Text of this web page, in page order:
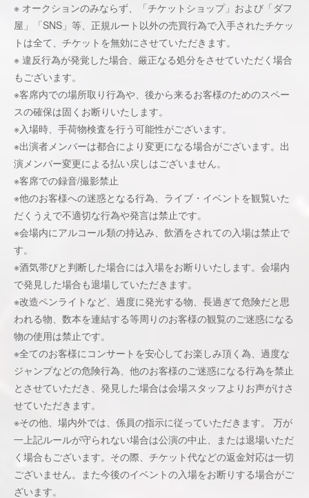
※ オークションのみならず、「チケットショップ」および「ダフ
屋」「SNS」等、正規ルート以外の売買行為で入手されたチケッ
トは全て、チケットを無効にさせていただきます。
※ 違反行為が発覚した場合、厳正なる処分をさせていただく場合
もございます。
※客席内での場所取り行為や、後から来るお客様のためのスペー
スの確保は固くお断りいたします。
※入場時、手荷物検査を行う可能性がございます。
※出演者メンバーは都合により変更になる場合がございます。出
演メンバー変更による払い戻しはございません。
※客席での録音/撮影禁止
※他のお客様への迷惑となる行為、ライブ・イベントを観覧いた
だくうえで不適切な行為や発言は禁止です。
※会場内にアルコール類の持込み、飲酒をされての入場は禁止で
す。
※酒気帯びと判断した場合には入場をお断りいたします。会場内
で発見した場合も退場していただきます。
※改造ペンライトなど、過度に発光する物、長過ぎて危険だと思
われる物、数本を連結する等周りのお客様の観覧のご迷惑になる
物の使用は禁止です。
※全てのお客様にコンサートを安心してお楽しみ頂く為、過度な
ジャンプなどの危険行為、他のお客様のご迷惑になる行為を禁止
とさせていただき、発見した場合は会場スタッフよりお声がけさ
せていただきます。
※その他、場内外では、係員の指示に従っていただきます。 万が
一上記ルールが守られない場合は公演の中止、または退場いただ
く場合もございます。その際、チケット代などの返金対応は一切
ございません。また今後のイベントの入場をお断りする場合がご
ざいます。